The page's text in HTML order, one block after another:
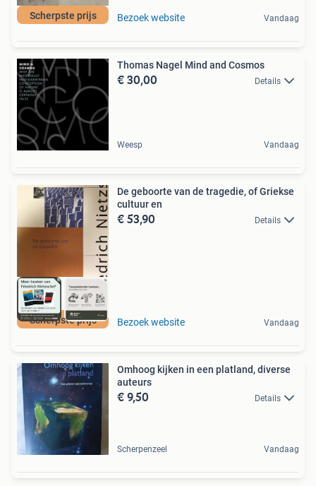
Scherpste prijs Bezoek website Vandaag
Thomas Nagel Mind and Cosmos
€ 30,00 Details
Weesp Vandaag
Scherpste prijs
De geboorte van de tragedie, of Griekse
cultuur en
€ 53,90 Details
Bezoek website Vandaag
Omhoog kijken in een platland, diverse
auteurs
€ 9,50 Details
Scherpenzeel Vandaag